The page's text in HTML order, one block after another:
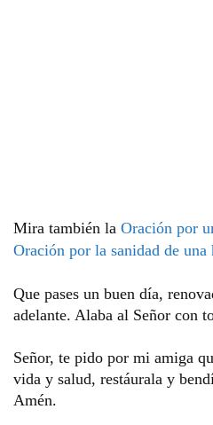
Mira también la Oración por
Oración por la sanidad de una
Que pases un buen día,
adelante. Alaba al Señor con
Señor, te pido por mi amiga
vida y salud, restáurala y
Amén.